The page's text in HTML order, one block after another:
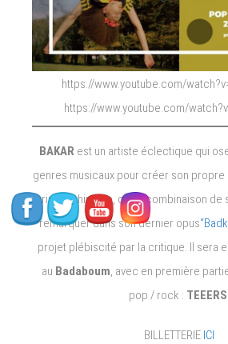
https://www.youtube.com/
https://www.youtube.com/
BAKAR est un artiste éclectique qui
genres musicaux pour créer son
grime et hip hop, cette combinaison de
remarquer dans son dernier opus
projet plébiscité par la critique. Il sera
au Badaboum, avec en première
pop / rock : TEEERS
BILLETTERIE ICI